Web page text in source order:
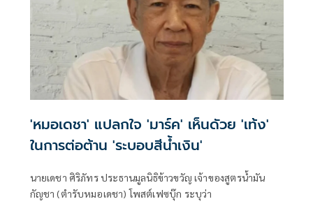
'หมอเดชา' แปลกใจ 'มาร์ค' เห็นดัวย 'เท้ง'
ในการต่อต้าน​ 'ระบอบ​สีน้ำเงิน'
นายเดชา ศิริภัทร ประธานมูลนิธิข้าวขวัญ เจ้าของสูตรน้ำมัน
กัญชา (ตำรับหมอเดชา) โพสต์เฟซบุ๊ก ระบุว่า